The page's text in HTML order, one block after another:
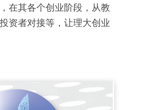
在其各个创业阶段，从教
资者对接等，让理大创业